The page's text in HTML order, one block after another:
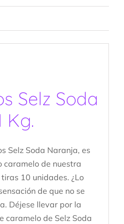
Selz Soda
Kg.
Selz Soda Naranja, es
caramelo de nuestra
10 unidades. ¿Lo
de que no se
Déjese llevar por la
caramelo de Selz Soda